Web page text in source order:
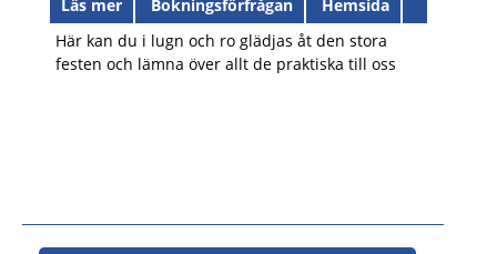
Läs mer Bokningsförfrågan
Hemsida
Här kan du i lugn och ro glädjas åt den stora
festen och lämna över allt de praktiska till oss